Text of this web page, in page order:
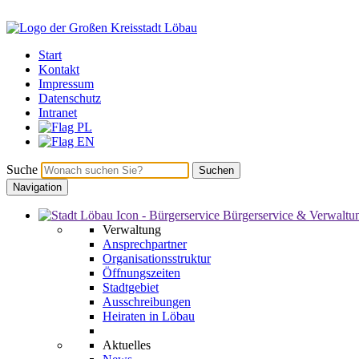
Start
Kontakt
Impressum
Datenschutz
Intranet
Suche
Suchen
Navigation
Bürgerservice &
Verwaltung
Ansprechpartner
Organisationsstruktur
Öffnungszeiten
Stadtgebiet
Ausschreibungen
Heiraten in Löbau
Aktuelles